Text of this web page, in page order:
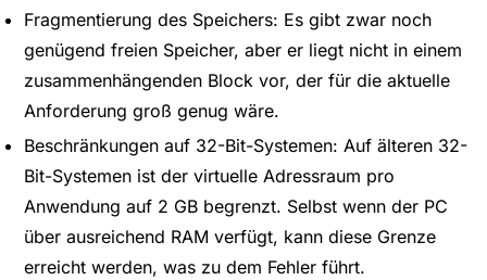
Fragmentierung des Speichers: Es gibt zwar noch
genügend freien Speicher, aber er liegt nicht in einem
zusammenhängenden Block vor, der für die aktuelle
Anforderung groß genug wäre.
Beschränkungen auf 32-Bit-Systemen: Auf älteren 32-
Bit-Systemen ist der virtuelle Adressraum pro
Anwendung auf 2 GB begrenzt. Selbst wenn der PC
über ausreichend RAM verfügt, kann diese Grenze
erreicht werden, was zu dem Fehler führt.